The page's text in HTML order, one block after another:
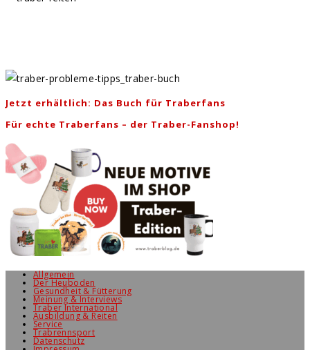
Jetzt erhältlich: Das Buch für Traberfans
Für echte Traberfans – der Traber-Fanshop!
Allgemein
Der Heuboden
Gesundheit & Fütterung
Meinung & Interviews
Traber International
Ausbildung & Reiten
Service
Trabrennsport
Datenschutz